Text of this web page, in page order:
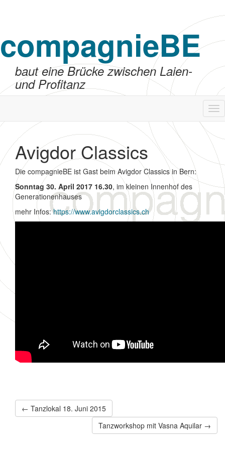
compagnieBE
baut eine Brücke zwischen Laien-
und Profitanz
Avigdor Classics
Die compagnieBE ist Gast beim Avigdor Classics in Bern:
Sonntag 30. April 2017 16.30, im kleinen Innenhof des
Generationenhauses
mehr Infos:https://www.avigdorclassics.ch
← Tanzlokal 18. Juni 2015
Tanzworkshop mit Vasna Aquilar →